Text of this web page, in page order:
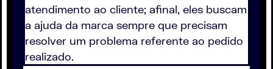
atendimento ao cliente; afinal, eles buscam
a ajuda da marca sempre que precisam
resolver um problema referente ao pedido
realizado.